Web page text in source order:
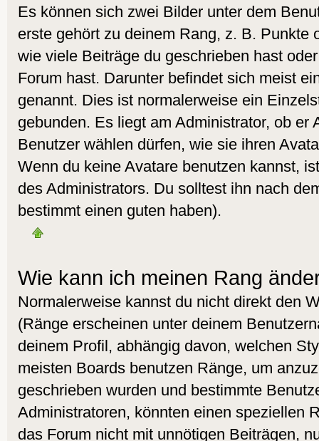
Es können sich zwei Bilder unter dem
erste gehört zu deinem Rang, z. B. Punkte
wie viele Beiträge du geschrieben hast
Forum hast. Darunter befindet sich meist
genannt. Dies ist normalerweise ein
gebunden. Es liegt am Administrator, ob er
Benutzer wählen dürfen, wie sie ihren
Wenn du keine Avatare benutzen kannst,
des Administrators. Du solltest ihn nach
bestimmt einen guten haben).
Wie kann ich meinen Rang
Normalerweise kannst du nicht direkt den
(Ränge erscheinen unter deinem
deinem Profil, abhängig davon, welchen
meisten Boards benutzen Ränge, um
geschrieben wurden und bestimmte
Administratoren, könnten einen speziellen
das Forum nicht mit unnötigen Beiträgen,